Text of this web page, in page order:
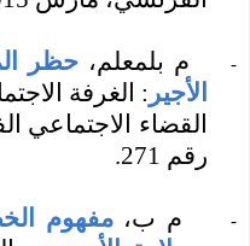
- م بلمعلم،حظر
الأجير : الغرفة الاجتماعية، 18
القضاء الاجتماعي
رقم 271.
- م ب،مفهوم